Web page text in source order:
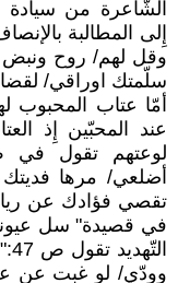
الشّاعرة من
إِلى المطالبة
سلّمتك اوراقي/
أمّا عتاب المحبوب
عند المحبّين إِذ
تقصي فؤادك عن
في قصيدة" سل
وودّي/ لو غبت عن